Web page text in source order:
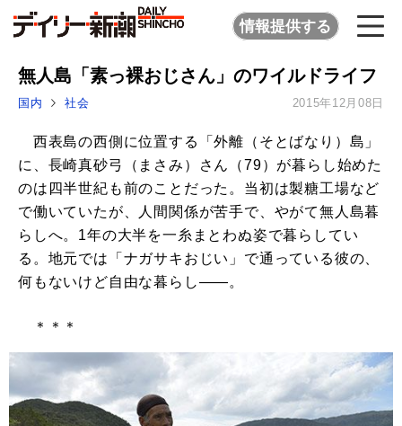
情報提供する
無人島「素っ裸おじさん」のワイルドライフ
国内 社会 2015年12月08日
西表島の西側に位置する「外離（そとばなり）島」
に、長崎真砂弓（まさみ）さん（79）が暮らし始めた
のは四半世紀も前のことだった。当初は製糖工場など
で働いていたが、人間関係が苦手で、やがて無人島暮
らしへ。1年の大半を一糸まとわぬ姿で暮らしてい
る。地元では「ナガサキおじい」で通っている彼の、
何もないけど自由な暮らし――。
＊＊＊